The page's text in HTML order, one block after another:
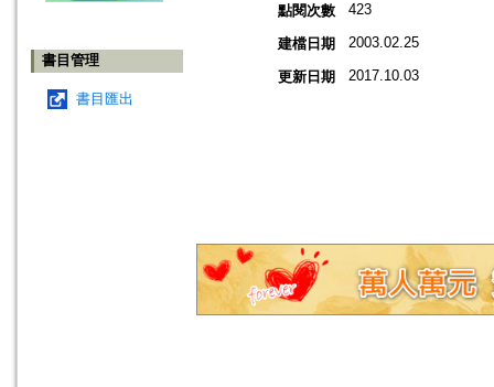
書目管理
書目匯出
點閱次數
423
建檔日期 2003.02.25
更新日期 2017.10.03